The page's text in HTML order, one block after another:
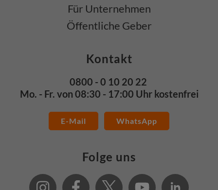
Für Unternehmen
Öffentliche Geber
Kontakt
0800 - 0 10 20 22
Mo. - Fr. von 08:30 - 17:00 Uhr kostenfrei
E-Mail WhatsApp
Folge uns